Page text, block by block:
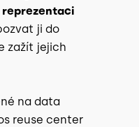
ji do
zažít jejich
na data
reuse center